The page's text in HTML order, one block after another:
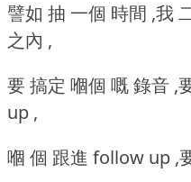
譬如 抽 一個 時間 ,我
之內 ,
要 搞定 嗰個 嘅 錄音 ,
up ,
嗰 個 跟進 follow up ,